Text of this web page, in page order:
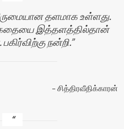
தளமாக உள்ளது.
இத்தளத்தில்தான்
நன்றி.
சித்திரவீதிக்காரன்